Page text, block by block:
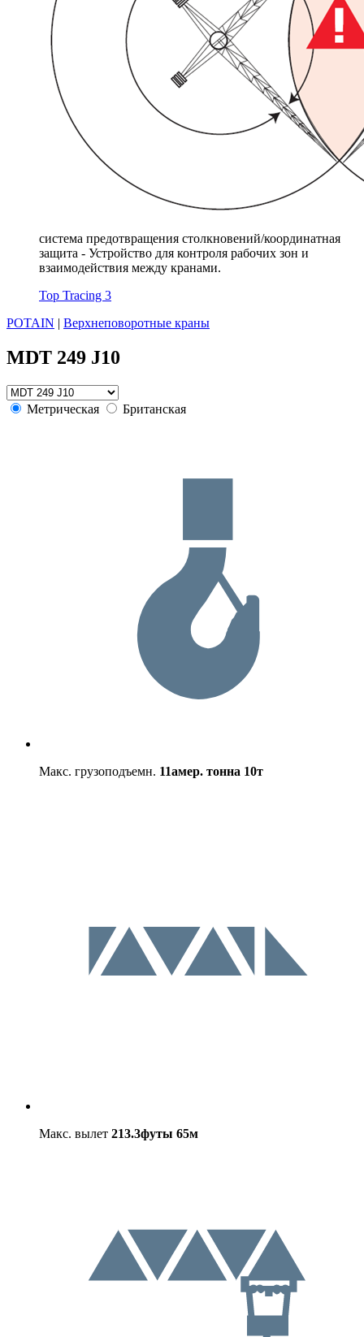
система предотвращения столкновений/координатная
защита - Устройство для контроля рабочих зон и
взаимодействия между кранами.
Top Tracing 3
POTAIN | Верхнеповоротные краны
MDT 249 J10
Метрическая Британская
Макс. грузоподъемн. 11амер. тонна 10т
Макс. вылет 213.3футы 65м